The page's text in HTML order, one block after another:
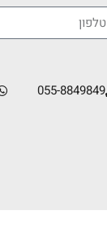
055-8849849